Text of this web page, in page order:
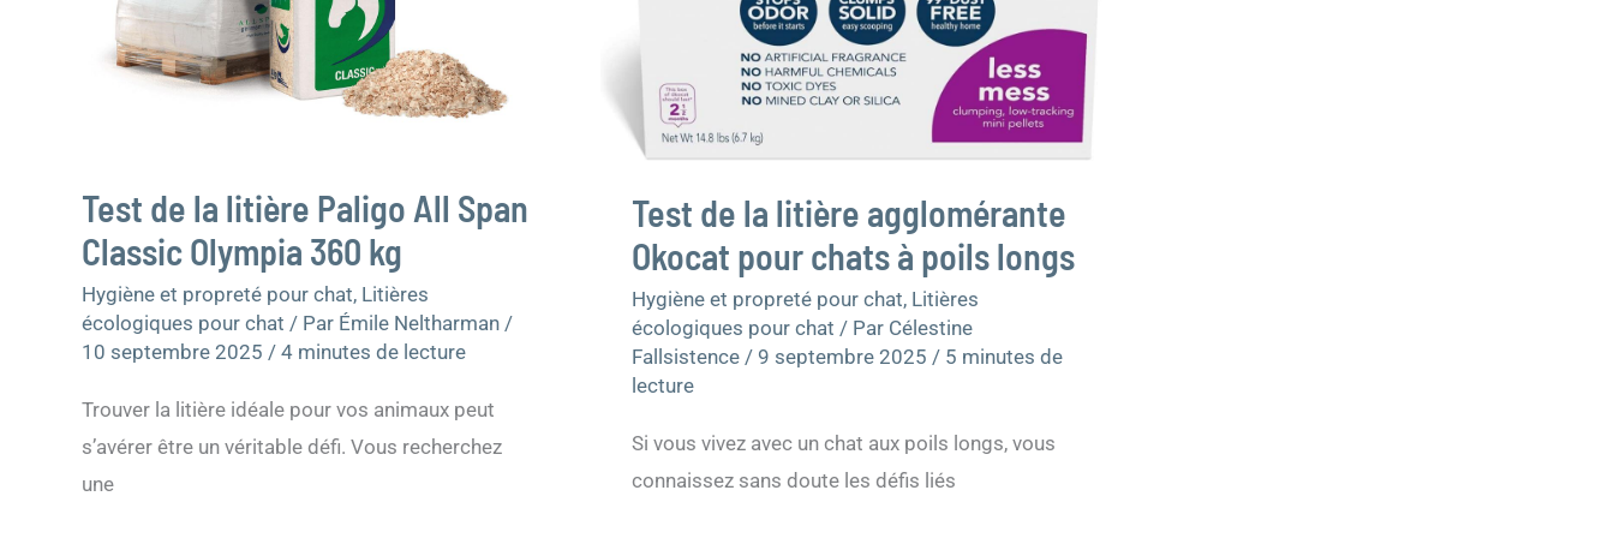
Test de la litière Paligo All Span
Classic Olympia 360 kg
Hygiène et propreté pour chat, Litières
écologiques pour chat / Par Émile Neltharman /
10 septembre 2025 / 4 minutes de lecture
Trouver la litière idéale pour vos animaux peut
s’avérer être un véritable défi. Vous recherchez
une
Test de la litière agglomérante
Okocat pour chats à poils longs
Hygiène et propreté pour chat, Litières
écologiques pour chat / Par Célestine
Fallsistence / 9 septembre 2025 / 5 minutes de
lecture
Si vous vivez avec un chat aux poils longs, vous
connaissez sans doute les défis liés